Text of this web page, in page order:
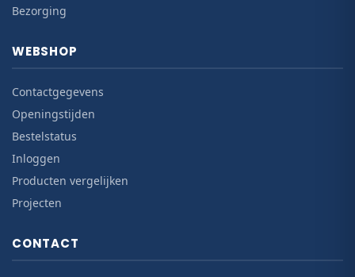
Bezorging
WEBSHOP
Contactgegevens
Openingstijden
Bestelstatus
Inloggen
Producten vergelijken
Projecten
CONTACT